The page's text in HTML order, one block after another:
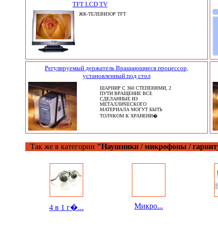
TFT LCD TV
ЖК-ТЕЛЕВИЗОР TFT
Регулируемый держатель Вращающиеся процессор,
установленный под стол
ШАРНИР С 360 СТЕПЕНЯМИ, 2
ПУТИ ВРАЩЕНИЕ ВСЕ
СДЕЛАННЫЕ ИЗ
МЕТАЛЛИЧЕСКОГО
МАТЕРИАЛА МОГУТ БЫТЬ
ТОЛЧКОМ К ХРАНЕНИ�
Так же в категории "Наушники / микрофоны /
4 в 1 г�... Микро...